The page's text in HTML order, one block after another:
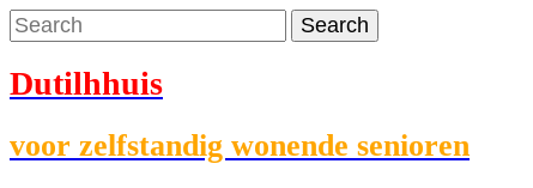
Dutilhhuis
voor zelfstandig wonende senioren